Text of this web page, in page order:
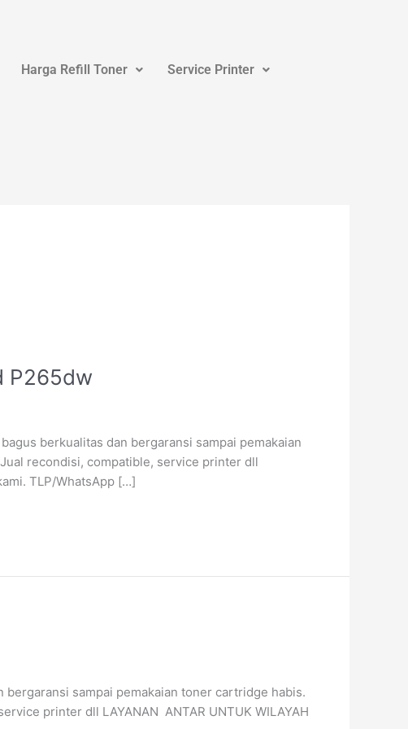
Harga Refill Toner Service Printer
P265dw
berkualitas dan bergaransi sampai pemakaian
recondisi, compatible, service printer dll
TLP/WhatsApp […]
sampai pemakaian toner cartridge habis.
printer dll LAYANAN ANTAR UNTUK WILAYAH